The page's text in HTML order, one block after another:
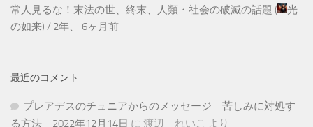
常人見るな！末法の世、終末、人類・社会の破滅の話題 (
光
の如来) / 2年、 6ヶ月前
最近のコメント
プレアデスのチュニアからのメッセージ 苦しみに対処す
る方法 2022年12月14日 に 渡辺 れいこ より